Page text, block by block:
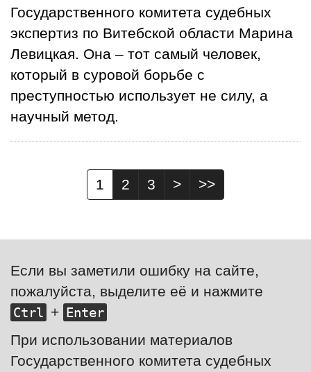
Государственного комитета судебных
экспертиз по Витебской области Марина
Левицкая. Она – тот самый человек,
который в суровой борьбе с
преступностью использует не силу, а
научный метод.
1 2 3 > >>
Если вы заметили ошибку на сайте,
пожалуйста, выделите её и нажмите
Ctrl + Enter
При использовании материалов
Государственного комитета судебных